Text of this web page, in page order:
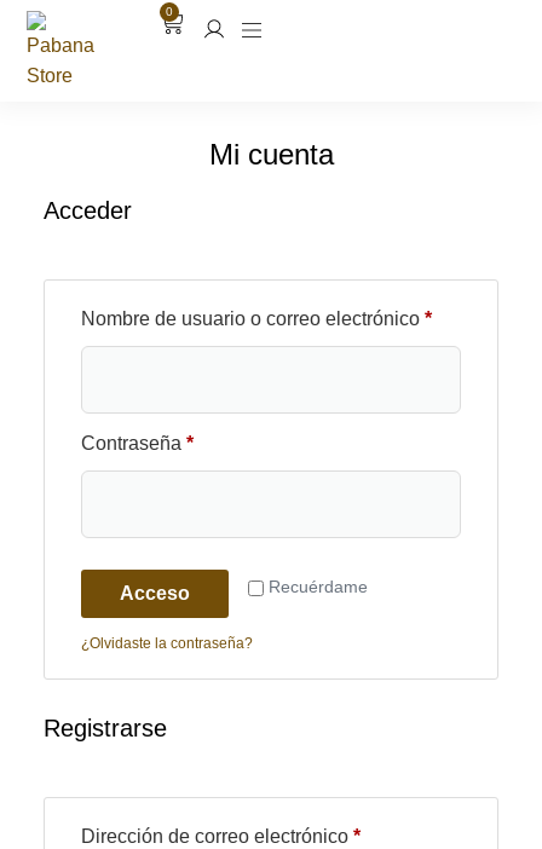
contenido 0
Mi cuenta
Acceder
Nombre de usuario o correo electrónico *
Contraseña *
Recuérdame
Acceso
¿Olvidaste la contraseña?
Registrarse
Dirección de correo electrónico *